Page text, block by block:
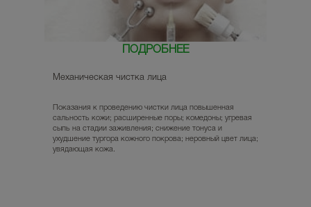
ПОДРОБНЕЕ
Механическая чистка лица
Показания к проведению чистки лица повышенная
сальность кожи; расширенные поры; комедоны; угревая
сыпь на стадии заживления; снижение тонуса и
ухудшение тургора кожного покрова; неровный цвет лица;
увядающая кожа.